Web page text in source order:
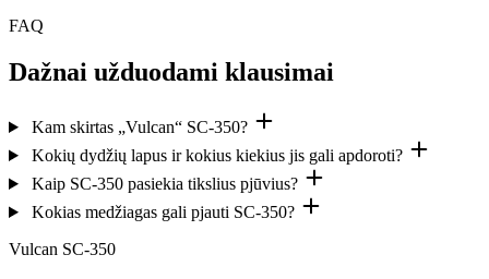
FAQ
Dažnai užduodami klausimai
Kam skirtas „Vulcan“ SC-350?
Kokių dydžių lapus ir kokius kiekius jis gali apdoroti?
Kaip SC-350 pasiekia tikslius pjūvius?
Kokias medžiagas gali pjauti SC-350?
Vulcan SC-350